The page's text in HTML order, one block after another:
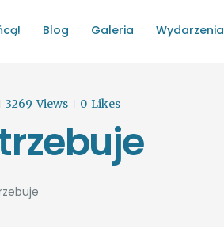
Blog Galeria Wydarzenia
3269 Views 0 Likes